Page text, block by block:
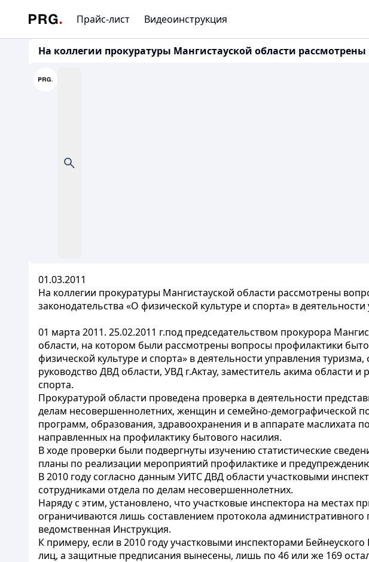
Прайс-лист Видеоинструкция
На коллегии прокуратуры Мангистауской области
01.03.2011
На коллегии прокуратуры Мангистауской области рассмотрены
законодательства «О физической культуре и спорта» в
01 марта 2011. 25.02.2011 г.под председательством прокурора
области, на котором были рассмотрены вопросы профилактики
физической культуре и спорта» в деятельности управления
руководство ДВД области, УВД г.Актау, заместитель акима области
спорта.
Прокуратурой области проведена проверка в деятельности
делам несовершеннолетних, женщин и семейно-демографической
программ, образования, здравоохранения и в аппарате
направленных на профилактику бытового насилия.
В ходе проверки были подвергнуты изучению статистические
планы по реализации мероприятий профилактике и
В 2010 году согласно данным УИТС ДВД области участковыми
сотрудниками отдела по делам несовершеннолетних.
Наряду с этим, установлено, что участковые инспектора на
ограничиваются лишь составлением протокола
ведомственная Инструкция.
К примеру, если в 2010 году участковыми инспекторами
лиц, а защитные предписания вынесены, лишь по 46 или же 169